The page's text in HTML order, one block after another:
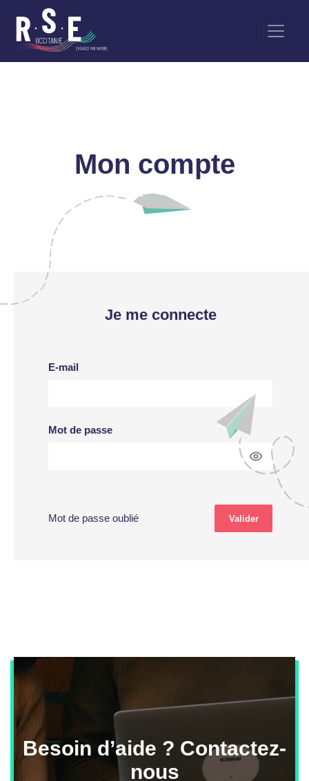
contenu
Mon compte
Je me connecte
E-mail
Mot de passe
Mot de passe oublié
Besoin d’aide ? Contactez-
nous